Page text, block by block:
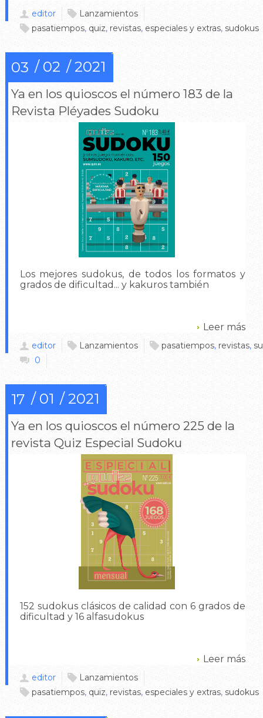
editor
Lanzamientos
pasatiempos, quiz, revistas, especiales y extras, sudokus
03 02 2021
Ya en los quioscos el número 183 de la
Revista Pléyades Sudoku
Los mejores sudokus, de todos los formatos y
grados de dificultad... y kakuros también
Leer más
editor Lanzamientos pasatiempos, revistas,
0
17 01 2021
Ya en los quioscos el número 225 de la
revista Quiz Especial Sudoku
152 sudokus clásicos de calidad con 6 grados de
dificultad y 16 alfasudokus
Leer más
editor
Lanzamientos
pasatiempos, quiz, revistas, especiales y extras, sudokus